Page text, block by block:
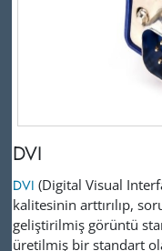
DVI
DVI (Digital Visual
kalitesinin arttırılıp,
geliştirilmiş görüntü
üretilmiş bir standart